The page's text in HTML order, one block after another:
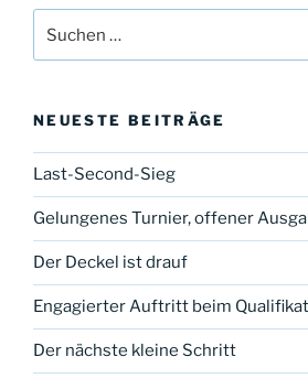
nach:
NEUESTE BEITRÄGE
Last-Second-Sieg
Gelungenes Turnier, offener
Der Deckel ist drauf
Engagierter Auftritt beim
Der nächste kleine Schritt